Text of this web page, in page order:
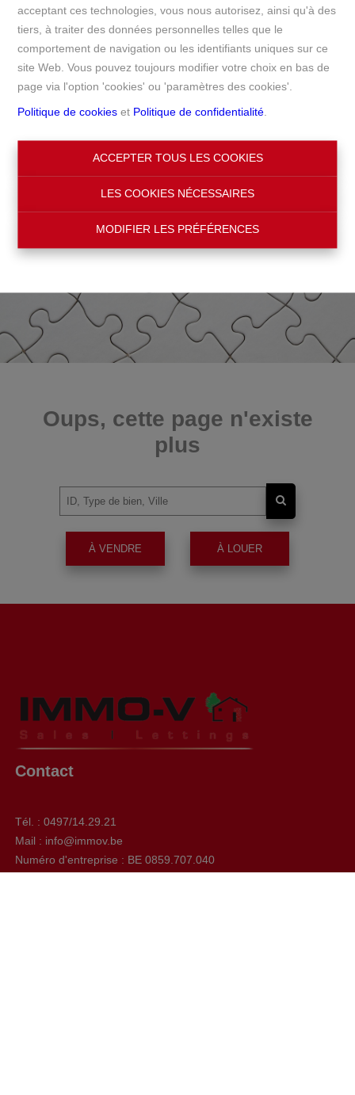
acceptant ces technologies, vous nous autorisez, ainsi qu'à des
tiers, à traiter des données personnelles telles que le
comportement de navigation ou les identifiants uniques sur ce
site Web. Vous pouvez toujours modifier votre choix en bas de
page via l'option 'cookies' ou 'paramètres des cookies'.
Politique de cookies et Politique de confidentialité
ACCEPTER TOUS LES COOKIES
LES COOKIES NÉCESSAIRES
MODIFIER LES PRÉFÉRENCES
Accueil
Accueil
Oups, cette page n'existe
plus
À VENDRE À LOUER
Contact
Tél. : 0497/14.29.21
Mail : info@immov.be
Numéro d'entreprise : BE 0859.707.040